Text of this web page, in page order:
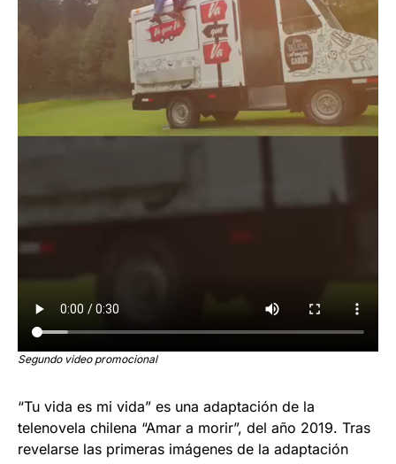
Segundo video promocional
“Tu vida es mi vida” es una adaptación de la
telenovela chilena “Amar a morir”, del año 2019. Tras
revelarse las primeras imágenes de la adaptación